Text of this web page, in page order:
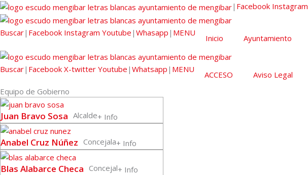
| Facebook Instagram
Buscar| Facebook Instagram Youtube | Whasapp | MENU
Inicio Ayuntamiento
Buscar| Facebook X-twitter Youtube | Whatsapp | MENU
ACCESO Aviso Legal
Equipo de Gobierno
Juan Bravo Sosa Alcalde+ Info
Anabel Cruz Núñez Concejala+ Info
Blas Alabarce Checa Concejal+ Info